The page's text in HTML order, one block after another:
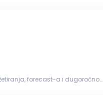
forecast-a i dugoročnog